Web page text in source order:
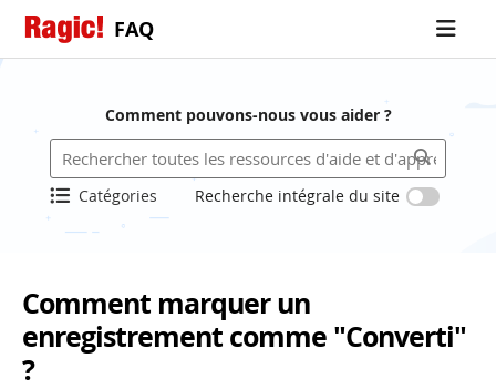
FAQ
Comment pouvons-nous vous aider ?
Catégories Recherche intégrale du site
Comment marquer un
enregistrement comme "Converti"
?